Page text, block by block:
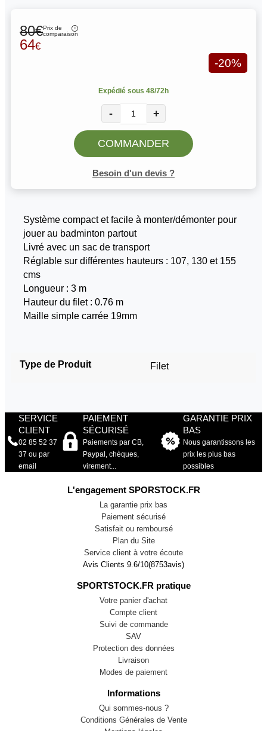
80€Prix de
comparaison
64€
-20%
Expédié sous 48/72h
- +
COMMANDER
Besoin d'un devis ?
Système compact et facile à monter/démonter pour
jouer au badminton partout
Livré avec un sac de transport
Réglable sur différentes hauteurs : 107, 130 et 155
cms
Longueur : 3 m
Hauteur du filet : 0.76 m
Maille simple carrée 19mm
Type de Produit Filet
SERVICE
CLIENT
02 85 52 37
37 ou par
email
PAIEMENT
SÉCURISÉ
Paiements par CB,
Paypal, chèques,
virement...
GARANTIE PRIX
BAS
Nous garantissons les
prix les plus bas
possibles
L'engagement SPORSTOCK.FR
La garantie prix bas
Paiement sécurisé
Satisfait ou remboursé
Plan du Site
Service client à votre écoute
Avis Clients 9.6/10(8753avis)
SPORTSTOCK.FR pratique
Votre panier d'achat
Compte client
Suivi de commande
SAV
Protection des données
Livraison
Modes de paiement
Informations
Qui sommes-nous ?
Conditions Générales de Vente